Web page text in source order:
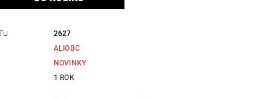
2627
ALIOBC
NOVINKY
1 ROK